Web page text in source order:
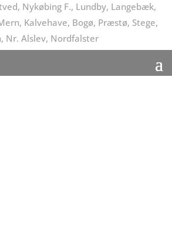
Nykøbing F., Lundby, Langebæk,
Kalvehave, Bogø, Præstø, Stege,
Nr. Alslev, Nordfalster